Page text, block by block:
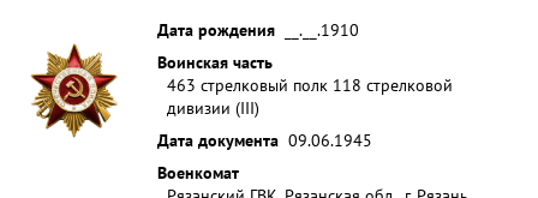
Дата рождения
__.__.1910
Воинская часть
463 стрелковый полк 118 стрелковой
дивизии (III)
Дата документа 09.06.1945
Военкомат